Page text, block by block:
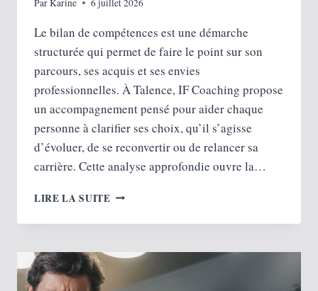
ParKarine 6 juillet 2026
Le bilan de compétences est une démarche
structurée qui permet de faire le point sur son
parcours, ses acquis et ses envies
professionnelles. À Talence, IF Coaching propose
un accompagnement pensé pour aider chaque
personne à clarifier ses choix, qu’il s’agisse
d’évoluer, de se reconvertir ou de relancer sa
carrière. Cette analyse approfondie ouvre la…
LIRE LA SUITE IF
TALENCE
LA
AGENCE